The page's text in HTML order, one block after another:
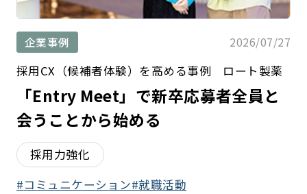
企業事例 2026/07/27
「Entry Meet」で新卒応募者全員と
会うことから始める
採用CX（候補者体験）を高める事例 ロート製薬
採用力強化
コミュニケーション 就職活動